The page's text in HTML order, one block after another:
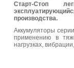
Старт-Стоп
производства.
Аккумуляторы
применению в
нагрузках,